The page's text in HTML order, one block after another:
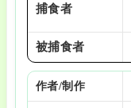
捕食者
被捕食者
作者/制作